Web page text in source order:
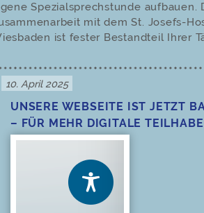
Spezialsprechstunde aufbauen.
mit dem St. Josefs-
ist fester Bestandteil Ihrer
Posted
10. April 2025
UNSERE WEBSEITE IST JETZT
– FÜR MEHR DIGITALE